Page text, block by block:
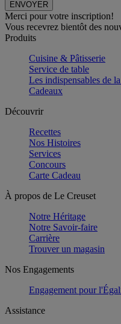
Merci pour votre inscription!
Vous recevrez bientôt des
Produits
Cuisine & Pâtisserie
Service de table
Les indispensables de
Cadeaux
Découvrir
Recettes
Nos Histoires
Services
Concours
Carte Cadeau
À propos de Le Creuset
Notre Héritage
Notre Savoir-faire
Carrière
Trouver un magasin
Nos Engagements
Engagement pour
Assistance